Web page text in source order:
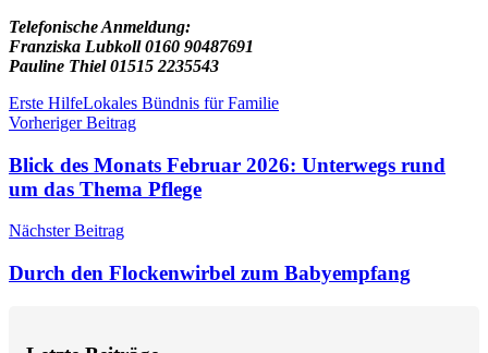
Telefonische Anmeldung:
Franziska Lubkoll 0160 90487691
Pauline Thiel 01515 2235543
Schlagwörter
Erste HilfeLokales Bündnis für Familie
Beitragsnavigation
Vorheriger Beitrag
Blick des Monats Februar 2026: Unterwegs rund
um das Thema Pflege
Nächster Beitrag
Durch den Flockenwirbel zum Babyempfang